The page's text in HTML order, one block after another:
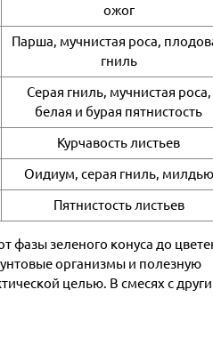
ожог
Парша, мучнистая роса,
гниль
Серая гниль, мучнистая роса,
белая и бурая пятнистость
Курчавость листьев
Оидиум, серая гниль, милдью
Пятнистость листьев
фазы зеленого конуса до
организмы и полезную
целью. В смесях с